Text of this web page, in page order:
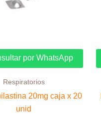
por WhatsApp
Respiratorios
20mg caja x 20
unid